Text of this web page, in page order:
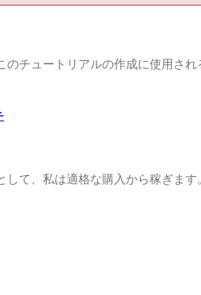
のチュートリアルの作成に使用され
て、私は適格な購入から稼ぎます。